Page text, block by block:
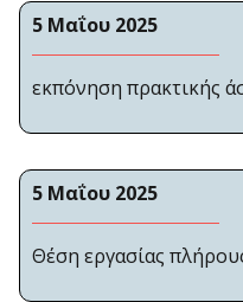
5 Μαΐου 2025
εκπόνηση πρακτικής
5 Μαΐου 2025
Θέση εργασίας